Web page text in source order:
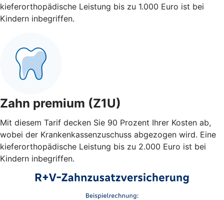
kieferorthopädische Leistung bis zu 1.000 Euro ist bei
Kindern inbegriffen.
Zahn premium (Z1U)
Mit diesem Tarif decken Sie 90 Prozent Ihrer Kosten ab,
wobei der Krankenkassenzuschuss abgezogen wird. Eine
kieferorthopädische Leistung bis zu 2.000 Euro ist bei
Kindern inbegriffen.